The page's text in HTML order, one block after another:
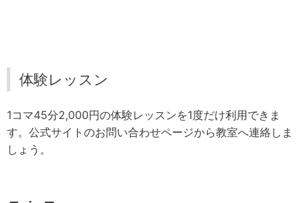
体験レッスン
1コマ45分2,000円の体験レッスンを1度だけ利用できま
す。公式サイトのお問い合わせページから教室へ連絡しま
しょう。